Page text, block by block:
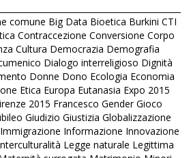
comune Big Data Bioetica Burkini CTI
Contraccezione Conversione Corpo
Cultura Democrazia Demografia
Dialogo interreligioso Dignità
Donne Dono Ecologia Economia
Etica Europa Eutanasia Expo 2015
2015 Francesco Gender Gioco
Giudizio Giustizia Globalizzazione
Immigrazione Informazione Innovazione
Legge naturale Legittima